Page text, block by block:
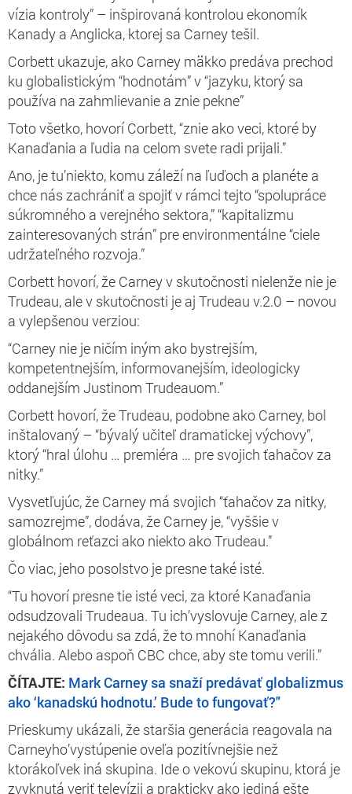
vízia kontroly” – inšpirovaná kontrolou ekonomík
Kanady a Anglicka, ktorej sa Carney tešil.
Corbett ukazuje, ako Carney mäkko predáva prechod
ku globalistickým “hodnotám” v “jazyku, ktorý sa
používa na zahmlievanie a znie pekne”
Toto všetko, hovorí Corbett, “znie ako veci, ktoré by
Kanaďania a ľudia na celom svete radi prijali.”
Ano, je tu’niekto, komu záleží na ľuďoch a planéte a
chce nás zachrániť a spojiť v rámci tejto “spolupráce
súkromného a verejného sektora,” “kapitalizmu
zainteresovaných strán” pre environmentálne “ciele
udržateľného rozvoja.”
Corbett hovorí, že Carney v skutočnosti nielenže nie je
Trudeau, ale v skutočnosti je aj Trudeau v.2.0 – novou
a vylepšenou verziou:
“Carney nie je ničím iným ako bystrejším,
kompetentnejším, informovanejším, ideologicky
oddanejším Justinom Trudeauom.”
Corbett hovorí, že Trudeau, podobne ako Carney, bol
inštalovaný – “bývalý učiteľ dramatickej výchovy”,
ktorý “hral úlohu … premiéra … pre svojich ťahačov za
nitky.”
Vysvetľujúc, že Carney má svojich “ťahačov za nitky,
samozrejme”, dodáva, že Carney je,“vyššie v
globálnom reťazci ako niekto ako Trudeau.”
Čo viac, jeho posolstvo je presne také isté.
“Tu hovorí presne tie isté veci, za ktoré Kanaďania
odsudzovali Trudeaua. Tu ich’vyslovuje Carney, ale z
nejakého dôvodu sa zdá, že to mnohí Kanaďania
chvália. Alebo aspoň CBC chce, aby ste tomu verili.”
ČÍTAJTE: Mark Carney sa snaží predávať globalizmus
ako ‘kanadskú hodnotu.’ Bude to fungovať?"
Prieskumy ukázali, že staršia generácia reagovala na
Carneyho’vystúpenie oveľa pozitívnejšie než
ktorákoľvek iná skupina. Ide o vekovú skupinu, ktorá je
zvyknutá veriť televízii a prakticky ako jediná ešte